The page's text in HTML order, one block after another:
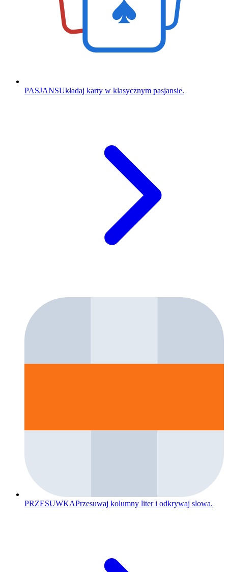
PASJANSUkładaj karty w klasycznym pasjansie.
PRZESUWKAPrzesuwaj kolumny liter i odkrywaj slowa.